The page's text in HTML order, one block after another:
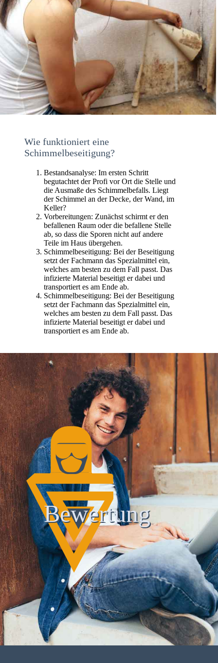
Wie funktioniert eine
Schimmelbeseitigung?
Bestandsanalyse: Im ersten Schritt
begutachtet der Profi vor Ort die Stelle und
die Ausmaße des Schimmelbefalls. Liegt
der Schimmel an der Decke, der Wand, im
Keller?
Vorbereitungen: Zunächst schirmt er den
befallenen Raum oder die befallene Stelle
ab, so dass die Sporen nicht auf andere
Teile im Haus übergehen.
Schimmelbeseitigung: Bei der Beseitigung
setzt der Fachmann das Spezialmittel ein,
welches am besten zu dem Fall passt. Das
infizierte Material beseitigt er dabei und
transportiert es am Ende ab.
Schimmelbeseitigung: Bei der Beseitigung
setzt der Fachmann das Spezialmittel ein,
welches am besten zu dem Fall passt. Das
infizierte Material beseitigt er dabei und
transportiert es am Ende ab.
Bewertung